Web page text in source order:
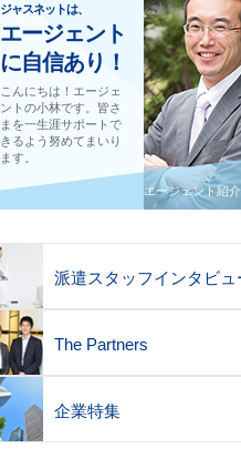
ジャスネットは、
エージェント
に自信あり！
こんにちは！エージェ
ントの小林です。皆さ
まを一生涯サポートで
きるよう努めてまいり
ます。
エージェント紹
派遣スタッフインタビュ
The Partners
企業特集